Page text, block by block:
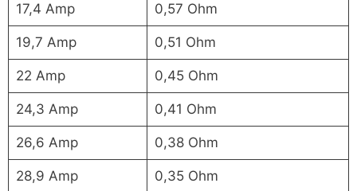
17,4 Amp 0,57 Ohm
19,7 Amp 0,51 Ohm
22 Amp 0,45 Ohm
24,3 Amp 0,41 Ohm
26,6 Amp 0,38 Ohm
28,9 Amp 0,35 Ohm